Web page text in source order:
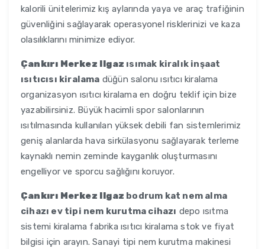
kalorili ünitelerimiz kış aylarında yaya ve araç trafiğinin
güvenliğini sağlayarak operasyonel risklerinizi ve kaza
olasılıklarını minimize ediyor.
Çankırı Merkez Ilgaz ısımak kiralık inşaat
ısıtıcısı kiralama düğün salonu ısıtıcı kiralama
organizasyon ısıtıcı kiralama en doğru teklif için bize
yazabilirsiniz. Büyük hacimli spor salonlarının
ısıtılmasında kullanılan yüksek debili fan sistemlerimiz
geniş alanlarda hava sirkülasyonu sağlayarak terleme
kaynaklı nemin zeminde kayganlık oluşturmasını
engelliyor ve sporcu sağlığını koruyor.
Çankırı Merkez Ilgaz bodrum kat nem alma
cihazı ev tipi nem kurutma cihazı depo ısıtma
sistemi kiralama fabrika ısıtıcı kiralama stok ve fiyat
bilgisi için arayın. Sanayi tipi nem kurutma makinesi